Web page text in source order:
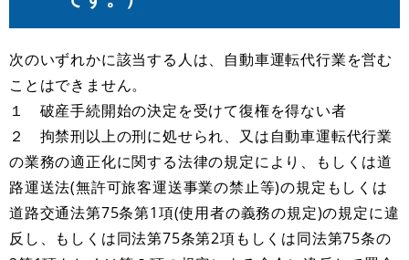
次のいずれかに該当する人は、自動車運転代行業を営む
ことはできません。
１ 破産手続開始の決定を受けて復権を得ない者
２ 拘禁刑以上の刑に処せられ、又は自動車運転代行業
の業務の適正化に関する法律の規定により、もしくは道
路運送法(無許可旅客運送事業の禁止等)の規定もしくは
道路交通法第75条第1項(使用者の義務の規定)の規定に違
反し、もしくは同法第75条第2項もしくは同法第75条の